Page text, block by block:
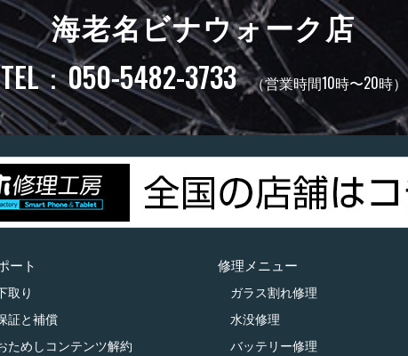
海老名ビナウォーク店
TEL：050-5482-3733 （営業時間10時〜20時）
ート
取り
証と補償
ためしコンテンツ解約
修理メニュー
ガラス割れ修理
水没修理
バッテリー修理